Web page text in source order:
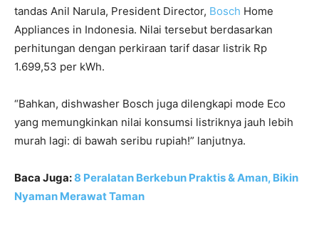
tandas Anil Narula, President Director, Bosch Home
Appliances in Indonesia. Nilai tersebut berdasarkan
perhitungan dengan perkiraan tarif dasar listrik Rp
1.699,53 per kWh.
“Bahkan, dishwasher Bosch juga dilengkapi mode Eco
yang memungkinkan nilai konsumsi listriknya jauh lebih
murah lagi: di bawah seribu rupiah!” lanjutnya.
Baca Juga:8 Peralatan Berkebun Praktis & Aman, Bikin
Nyaman Merawat Taman